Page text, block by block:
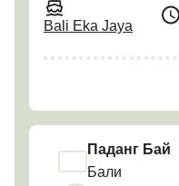
Bali Eka Jaya
Паданг Бай
Бали